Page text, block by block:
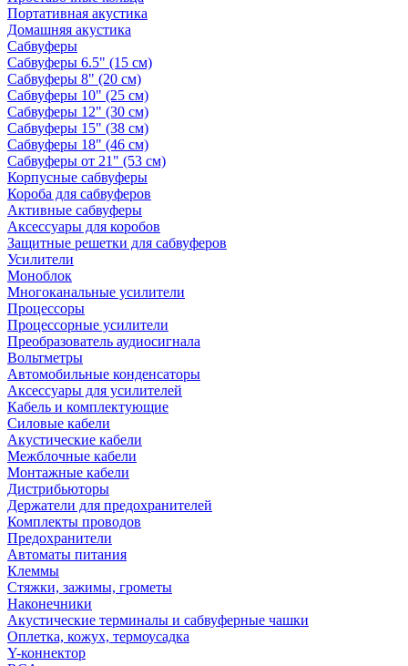
Портативная акустика
Домашняя акустика
Сабвуферы
Сабвуферы 6.5" (15 см)
Сабвуферы 8" (20 см)
Сабвуферы 10" (25 см)
Сабвуферы 12" (30 см)
Сабвуферы 15" (38 см)
Сабвуферы 18" (46 см)
Сабвуферы от 21" (53 см)
Корпусные сабвуферы
Короба для сабвуферов
Активные сабвуферы
Аксессуары для коробов
Защитные решетки для сабвуферов
Усилители
Моноблок
Многоканальные усилители
Процессоры
Процессорные усилители
Преобразователь аудиосигнала
Вольтметры
Автомобильные конденсаторы
Аксессуары для усилителей
Кабель и комплектующие
Силовые кабели
Акустические кабели
Межблочные кабели
Монтажные кабели
Дистрибьюторы
Держатели для предохранителей
Комплекты проводов
Предохранители
Автоматы питания
Клеммы
Стяжки, зажимы, грометы
Наконечники
Акустические терминалы и сабвуферные чашки
Оплетка, кожух, термоусадка
Y-коннектор